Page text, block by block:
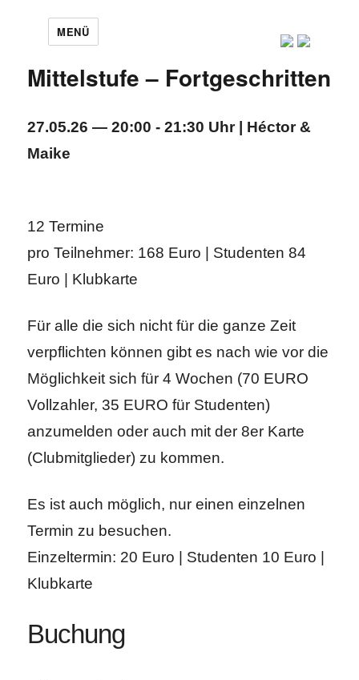
MENÜ
Mittelstufe – Fortgeschritten
27.05.26 — 20:00 - 21:30 Uhr | Héctor &
Maike
12 Termine
pro Teilnehmer: 168 Euro | Studenten 84
Euro | Klubkarte
Für alle die sich nicht für die ganze Zeit
verpflichten können gibt es nach wie vor die
Möglichkeit sich für 4 Wochen (70 EURO
Vollzahler, 35 EURO für Studenten)
anzumelden oder auch mit der 8er Karte
(Clubmitglieder) zu kommen.
Es ist auch möglich, nur einen einzelnen
Termin zu besuchen.
Einzeltermin: 20 Euro | Studenten 10 Euro |
Klubkarte
Buchung